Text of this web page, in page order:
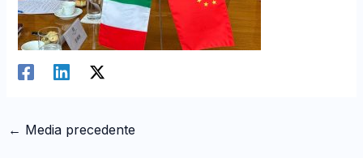
← Media precedente